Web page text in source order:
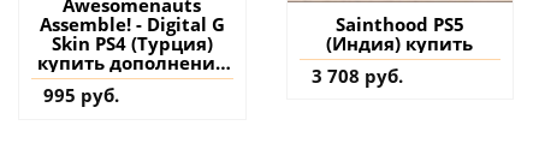
Assemble! - Digital G
Skin PS4 (Турция)
купить дополнение
на аккаунт
995 руб.
Sainthood PS5
(Индия) купить
3 708 руб.